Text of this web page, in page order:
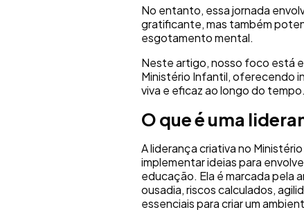
No entanto, essa jornada
gratificante, mas também
esgotamento mental.
Neste artigo, nosso foco está
Ministério Infantil, oferecendo
viva e eficaz ao longo do tempo.
O que é uma
A liderança criativa no
implementar ideias para
educação. Ela é marcada pela
ousadia, riscos calculados,
essenciais para criar um